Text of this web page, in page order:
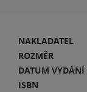
NAKLADATEL
ROZMĚR
DATUM VYDÁNÍ
ISBN